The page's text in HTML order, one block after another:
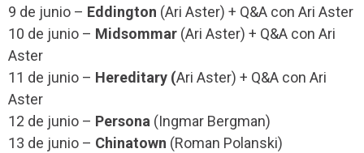
9 de junio – Eddington (Ari Aster) + Q&A con Ari Aster
10 de junio – Midsommar (Ari Aster) + Q&A con Ari
Aster
11 de junio – Hereditary (Ari Aster) + Q&A con Ari
Aster
12 de junio – Persona (Ingmar Bergman)
13 de junio – Chinatown (Roman Polanski)